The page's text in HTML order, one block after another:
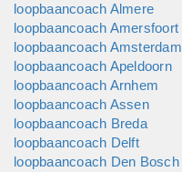
loopbaancoach Almere
loopbaancoach Amersfoort
loopbaancoach Amsterdam
loopbaancoach Apeldoorn
loopbaancoach Arnhem
loopbaancoach Assen
loopbaancoach Breda
loopbaancoach Delft
loopbaancoach Den Bosch